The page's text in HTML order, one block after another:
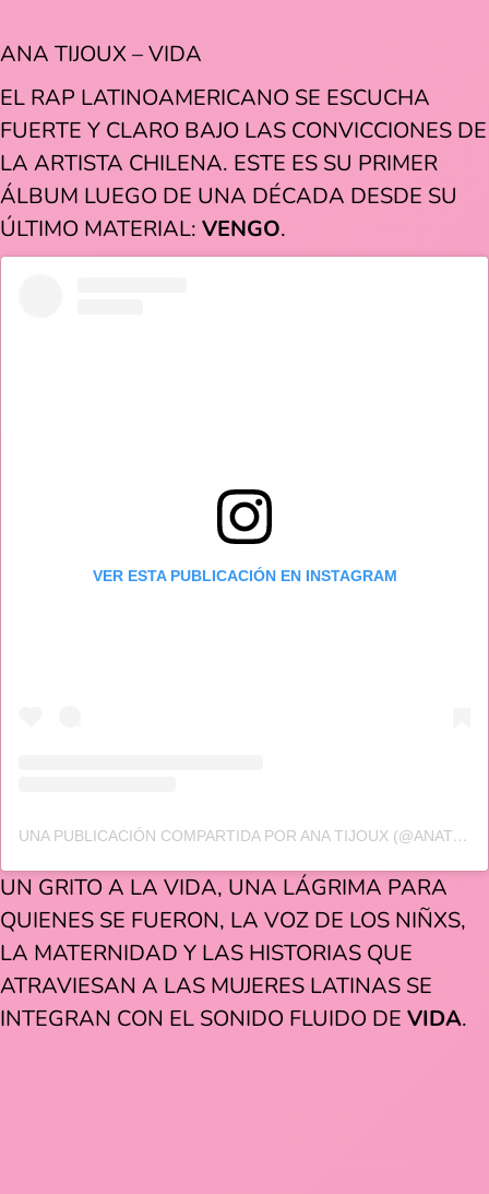
ANA TIJOUX – VIDA
EL RAP LATINOAMERICANO SE ESCUCHA
FUERTE Y CLARO BAJO LAS CONVICCIONES DE
LA ARTISTA CHILENA. ESTE ES SU PRIMER
ÁLBUM LUEGO DE UNA DÉCADA DESDE SU
ÚLTIMO MATERIAL: VENGO.
VER ESTA PUBLICACIÓN EN INSTAGRAM
UNA PUBLICACIÓN COMPARTIDA POR ANA TIJOUX (@ANATIJOUX)
UN GRITO A LA VIDA, UNA LÁGRIMA PARA
QUIENES SE FUERON, LA VOZ DE LOS NIÑXS,
LA MATERNIDAD Y LAS HISTORIAS QUE
ATRAVIESAN A LAS MUJERES LATINAS SE
INTEGRAN CON EL SONIDO FLUIDO DE VIDA.